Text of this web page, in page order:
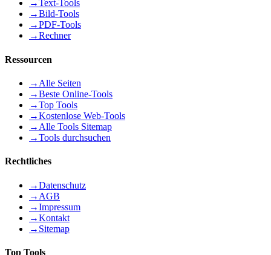
→Text-Tools
→Bild-Tools
→PDF-Tools
→Rechner
Ressourcen
→ Alle Seiten
→Beste Online-Tools
→Top Tools
→Kostenlose Web-Tools
→ Alle Tools Sitemap
→Tools durchsuchen
Rechtliches
→Datenschutz
→ AGB
→Impressum
→Kontakt
→ Sitemap
Top Tools